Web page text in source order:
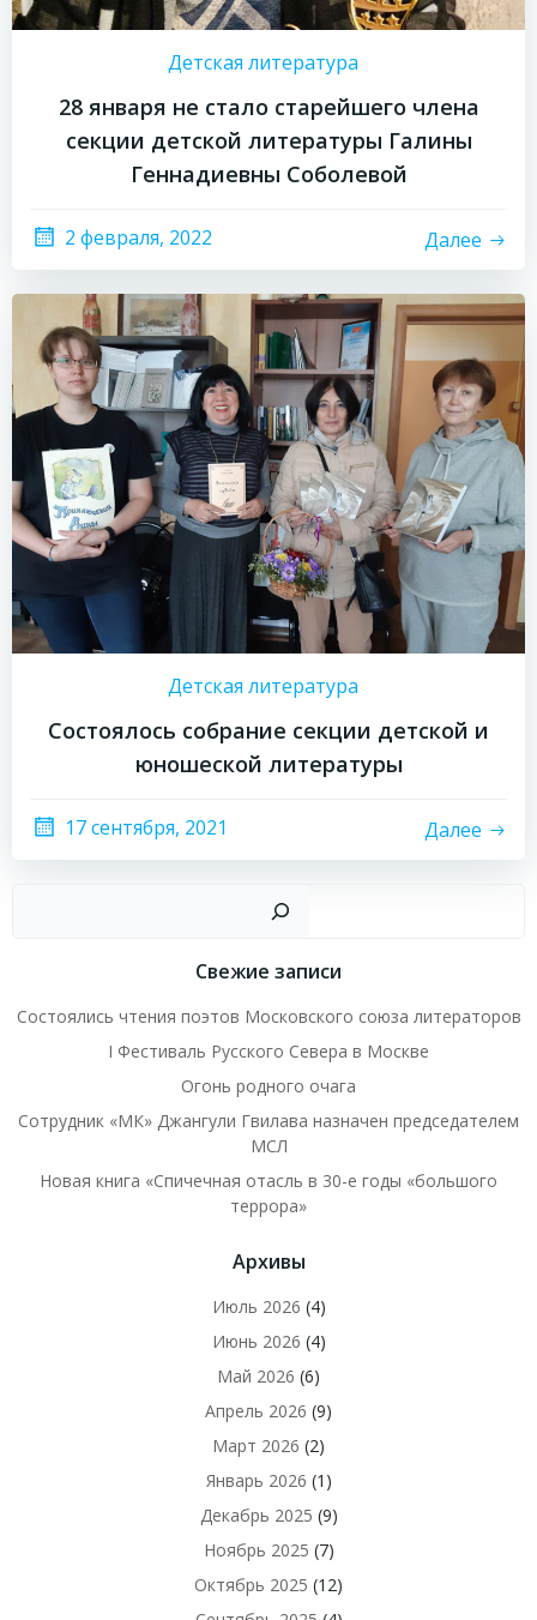
Детская литература
28 января не стало старейшего члена
секции детской литературы Галины
Геннадиевны Соболевой
2 февраля, 2022 Далее
Детская литература
Состоялось собрание секции детской и
юношеской литературы
17 сентября, 2021 Далее
Свежие записи
Состоялись чтения поэтов Московского союза литераторов
I Фестиваль Русского Севера в Москве
Огонь родного очага
Сотрудник «МК» Джангули Гвилава назначен председателем
МСЛ
Новая книга «Спичечная отасль в 30-е годы «большого
террора»
Архивы
Июль 2026 (4)
Июнь 2026 (4)
Май 2026 (6)
Апрель 2026 (9)
Март 2026 (2)
Январь 2026 (1)
Декабрь 2025 (9)
Ноябрь 2025 (7)
Октябрь 2025 (12)